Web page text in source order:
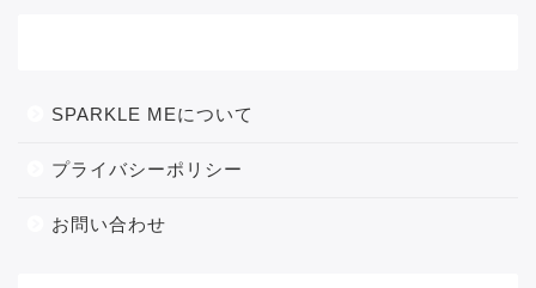
SPARKLE MEについて
プライバシーポリシー
お問い合わせ